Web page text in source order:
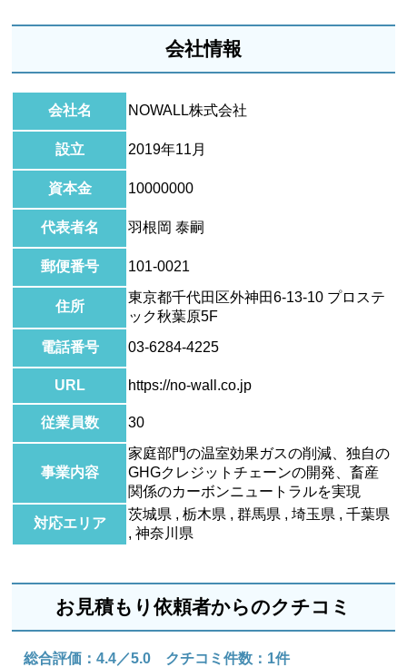
会社情報
会社名 NOWALL株式会社
設立 2019年11月
資本金 10000000
代表者名 羽根岡 泰嗣
郵便番号 101-0021
住所
東京都千代田区外神田6-13-10 プロステ
ック秋葉原5F
電話番号
03-6284-4225
URL https://no-wall.co.jp
従業員数 30
事業内容
家庭部門の温室効果ガスの削減、独自の
GHGクレジットチェーンの開発、畜産
関係のカーボンニュートラルを実現
対応エリア
茨城県 , 栃木県 , 群馬県 , 埼玉県 , 千葉県
, 神奈川県
お見積もり依頼者からのクチコミ
総合評価：4.4／5.0 クチコミ件数：1件